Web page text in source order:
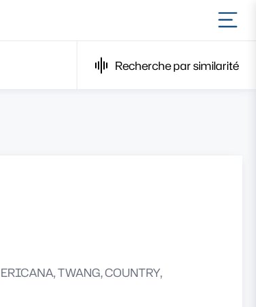
Recherche par similarité
TWANG, COUNTRY,